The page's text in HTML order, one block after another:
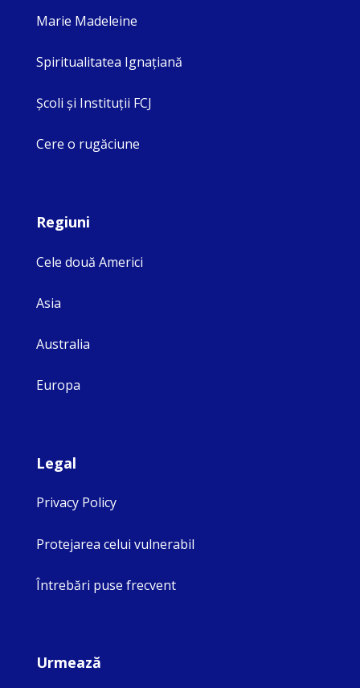
Marie Madeleine
Spiritualitatea Ignaţiană
Şcoli şi Instituţii FCJ
Cere o rugăciune
Regiuni
Cele două Americi
Asia
Australia
Europa
Legal
Privacy Policy
Protejarea celui vulnerabil
Întrebări puse frecvent
Urmează